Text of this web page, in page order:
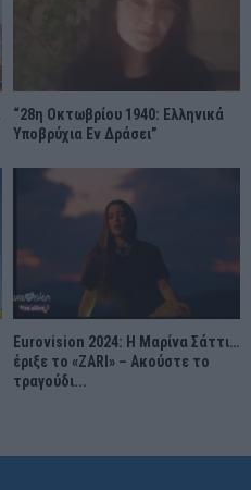
“28η Οκτωβρίου 1940: Ελληνικά
Υποβρύχια Εν Δράσει”
Eurovision 2024: Η Μαρίνα Σάττι…
έριξε το «ZARI» – Ακούστε το
τραγούδι...